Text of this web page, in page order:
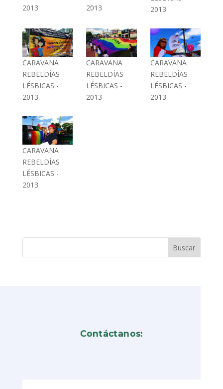
2013
2013
2013
CARAVANA
REBELDÍAS
LÉSBICAS -
2013
CARAVANA
REBELDÍAS
LÉSBICAS -
2013
CARAVANA
REBELDÍAS
LÉSBICAS -
2013
CARAVANA
REBELDÍAS
LÉSBICAS -
2013
Contáctanos: